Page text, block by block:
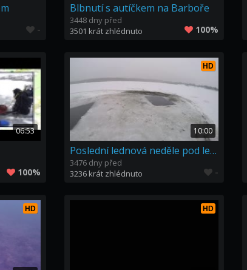
-
Blbnutí s autíčkem na Barboře
3448 dny před
3501 krát zhlédnuto
100%
06:53
100%
HD
10:00
Poslední lednová neděle pod ledem
3476 dny před
3236 krát zhlédnuto
-
HD HD